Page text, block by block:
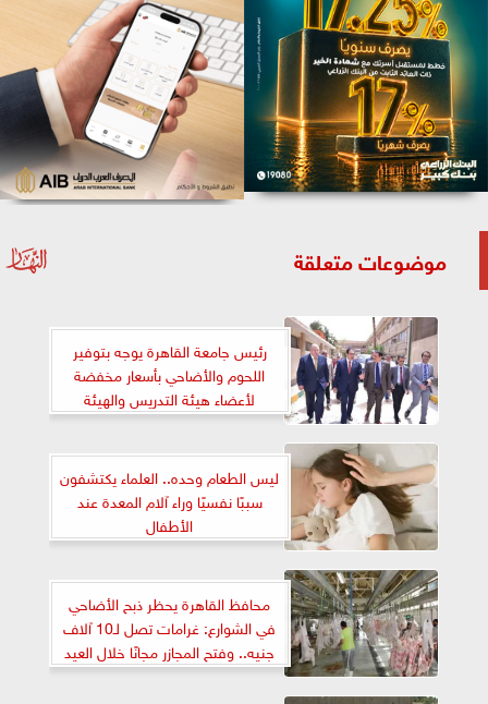
موضوعات متعلقة
رئيس جامعة القاهرة يوجه بتوفير
اللحوم والأضاحي بأسعار مخفضة
لأعضاء هيئة التدريس والهيئة
المعاونة والعاملين بمناسبة عيد
ليس الطعام وحده.. العلماء يكتشفون
سببًا نفسيًا وراء آلام المعدة عند
الأطفال
محافظ القاهرة يحظر ذبح الأضاحي
في الشوارع: غرامات تصل لـ10 آلاف
جنيه.. وفتح المجازر مجانًا خلال العيد